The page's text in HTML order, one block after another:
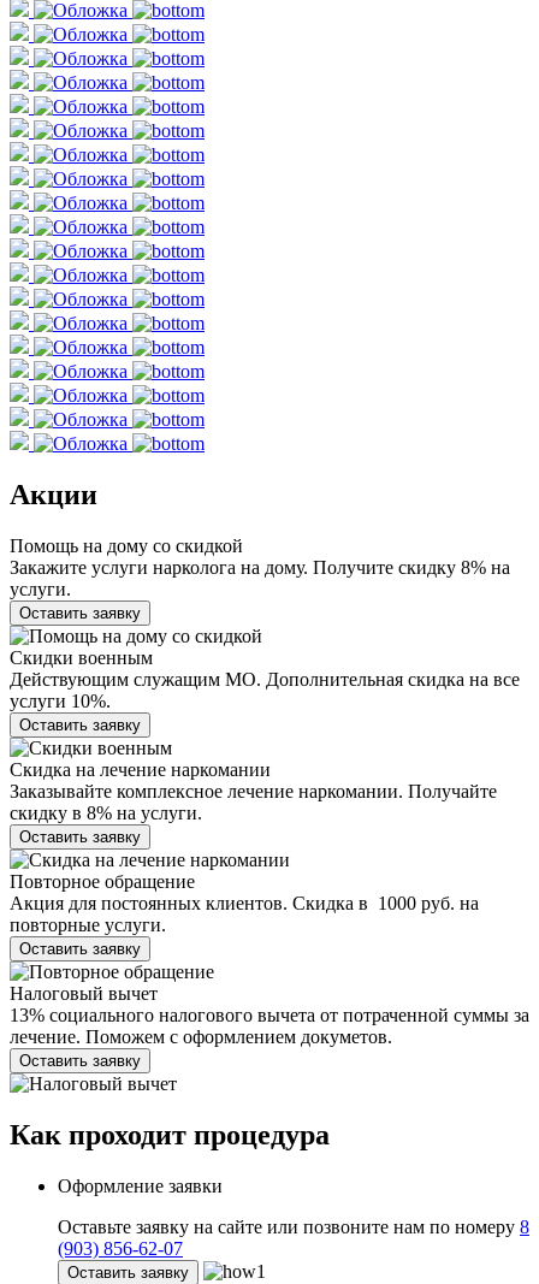
Акции
Помощь на дому со скидкой
Закажите услуги нарколога на дому. Получите скидку 8% на
услуги.
Оставить заявку
Скидки военным
Действующим служащим МО. Дополнительная скидка на все
услуги 10%.
Оставить заявку
Скидка на лечение наркомании
Заказывайте комплексное лечение наркомании. Получайте
скидку в 8% на услуги.
Оставить заявку
Повторное обращение
Акция для постоянных клиентов. Скидка в 1000 руб. на
повторные услуги.
Оставить заявку
Налоговый вычет
13% социального налогового вычета от потраченной суммы за
лечение. Поможем с оформлением докуметов.
Оставить заявку
Как проходит процедура
Оформление заявки
Оставьте заявку на сайте или позвоните нам по номеру 8
(903) 856-62-07
Оставить заявку